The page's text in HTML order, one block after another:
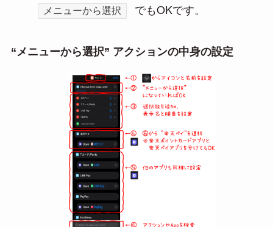
メニューから選択 でもOKです。
“メニューから選択” アクションの中身の設定